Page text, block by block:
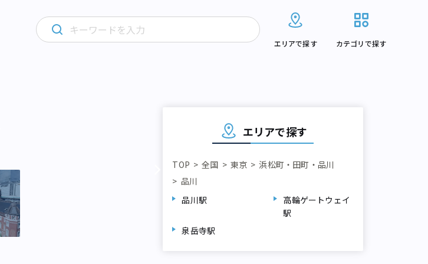
エリアで探す カテゴリで探す
エリアで探す
TOP 全国 東京
浜松町・田町・品川
品川
品川駅
高輪ゲートウェイ
駅
泉岳寺駅